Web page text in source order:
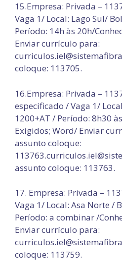
15.Empresa: Privada –
Vaga 1/ Local: Lago Sul/
Período: 14h às 20h/
Enviar currículo para:
coloque: 113705.
16.Empresa: Privada –
especificado / Vaga 1/
1200+AT / Período: 8h30
Exigidos; Word/ Enviar
assunto coloque:
assunto coloque: 113763.
17. Empresa: Privada –
Vaga 1/ Local: Asa Norte /
Período: a combinar /
Enviar currículo para:
coloque: 113759.